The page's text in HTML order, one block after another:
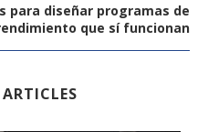
para diseñar programas de
que sí funcionan